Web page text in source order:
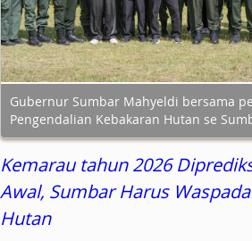
Gubernur Sumbar Mahyeldi bersama
Pengendalian Kebakaran Hutan se
Kemarau tahun 2026
Awal, Sumbar Harus
Hutan